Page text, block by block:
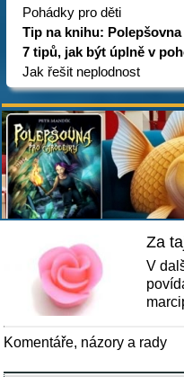
Pohádky pro děti
Tip na knihu:
7 tipů, jak být úplně v
Jak řešit neplodnost
Za
V
Komentáře, názory a rady